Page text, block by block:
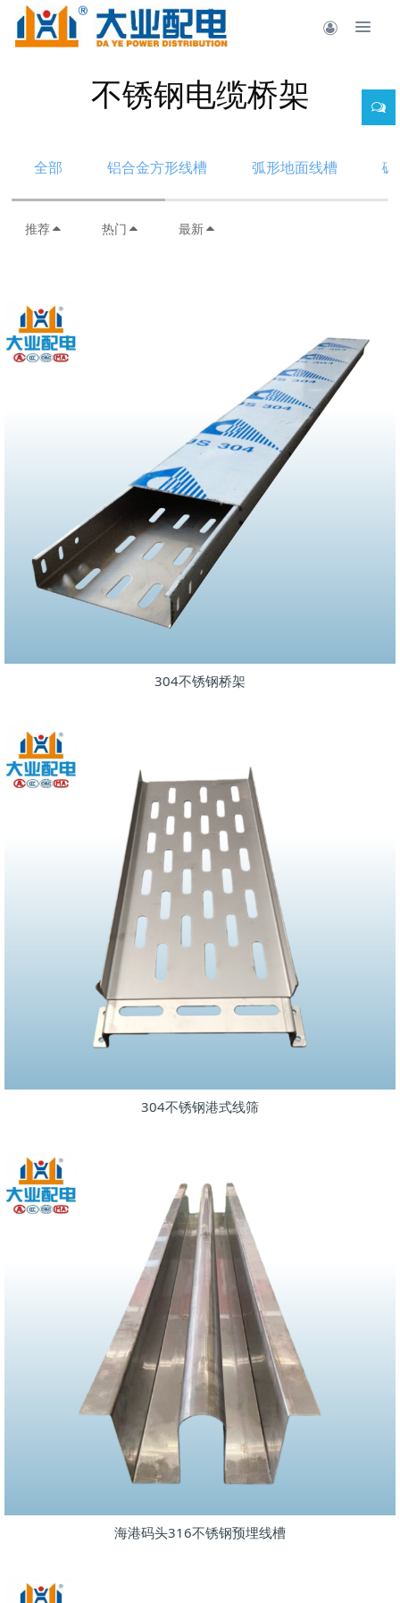
不锈钢电缆桥架
全部 铝合金方形线槽 弧形地面线槽 碳
推荐 热门 最新
304不锈钢桥架
304不锈钢港式线筛
海港码头316不锈钢预埋线槽